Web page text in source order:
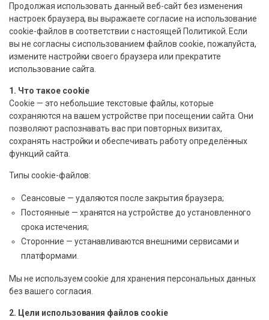
Продолжая использовать данный веб-сайт без изменения
настроек браузера, вы выражаете согласие на использование
cookie-файлов в соответствии с настоящей Политикой. Если
вы не согласны с использованием файлов cookie, пожалуйста,
измените настройки своего браузера или прекратите
использование сайта.
1. Что такое cookie
Cookie — это небольшие текстовые файлы, которые
сохраняются на вашем устройстве при посещении сайта. Они
позволяют распознавать вас при повторных визитах,
сохранять настройки и обеспечивать работу определённых
функций сайта.
Типы cookie-файлов:
Сеансовые — удаляются после закрытия браузера;
Постоянные — хранятся на устройстве до установленного
срока истечения;
Сторонние — устанавливаются внешними сервисами и
платформами.
Мы не используем cookie для хранения персональных данных
без вашего согласия.
2. Цели использования файлов cookie